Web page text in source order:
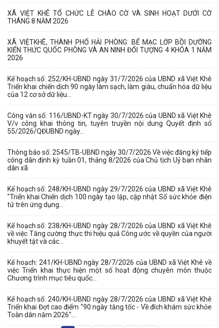
XÃ VIỆT KHÊ TỔ CHỨC LỄ CHÀO CỜ VÀ SINH HOẠT DƯỚI CỜ
THÁNG 8 NĂM 2026
XÃ VIỆTKHÊ, THÀNH PHỐ HẢI PHÒNG: BẾ MẠC LỚP BỒI DƯỠNG
KIẾN THỨC QUỐC PHÒNG VÀ AN NINH ĐỐI TƯỢNG 4 KHÓA 1 NĂM
2026
Kế hoạch số: 252/KH-UBND ngày 31/7/2026 của UBND xã Việt Khê
Triển khai chiến dịch 90 ngày làm sạch, làm giàu, chuẩn hóa dữ liệu
của 12 cơ sở dữ liệu...
Công văn số: 116/UBND-KT ngày 30/7/2026 của UBND xã Việt Khê
V/v công khai thông tin, tuyên truyền nội dung Quyết định số
55/2026/QĐUBND ngày...
Thông báo số: 2545/TB-UBND ngày 30/7/2026 Về việc đăng ký tiếp
công dân định kỳ tuần 01, tháng 8/2026 của Chủ tịch Uỷ ban nhân
dân xã
Kế hoạch số: 248/KH-UBND ngày 29/7/2026 của UBND xã Việt Khê
"Triển khai Chiến dịch 100 ngày tạo lập, cập nhật Sổ sức khỏe điện
tử trên ứng dụng...
Kế hoạch số: 238/KH-UBND ngày 28/7/2026 của UBND xã Việt Khê
về việc Tăng cường thực thi hiệu quả Công ước về quyền của người
khuyết tật và các...
Kế hoạch: 241/KH-UBND ngày 28/7/2026 của UBND xã Việt Khê về
việc Triển khai thực hiện một số hoạt động chuyên môn thuộc
Chương trình mục tiêu quốc...
Kế hoạch số: 240/KH-UBND ngày 28/7/2026 của UBND xã Việt Khê
Triển khai Đợt cao điểm "90 ngày tăng tốc - Về đích khám sức khỏe
Toàn dân năm 2026"...